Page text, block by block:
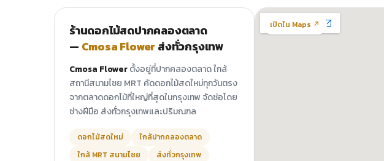
ร้านดอกไม้สดปากคลองตลาด
— Cmosa Flowerส่งทั่วกรุงเทพ
Cmosa Flowerตั้งอยู่ที่ปากคลองตลาด ใกล้
สถานีสนามไชย MRT คัดดอกไม้สดใหม่ทุกวันตรง
จากตลาดดอกไม้ที่ใหญ่ที่สุดในกรุงเทพ จัดช่อโดย
ช่างฝีมือ ส่งทั่วกรุงเทพและปริมณฑล
ดอกไม้สดใหม่
ใกล้ปากคลองตลาด
ใกล้ MRT สนามไชย
ส่งทั่วกรุงเทพ
เปิดใน Maps ↗